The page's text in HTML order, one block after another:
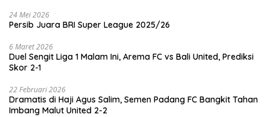
24 Mei 2026
Persib Juara BRI Super League 2025/26
6 Maret 2026
Duel Sengit Liga 1 Malam Ini, Arema FC vs Bali United, Prediksi
Skor 2-1
22 Februari 2026
Dramatis di Haji Agus Salim, Semen Padang FC Bangkit Tahan
Imbang Malut United 2-2